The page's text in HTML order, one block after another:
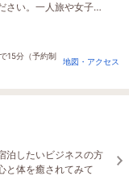
さい。一人旅や女子
食プランもあります。
15分（予約制
地図・アクセス
泊したいビジネスの方
と体を癒されてみて